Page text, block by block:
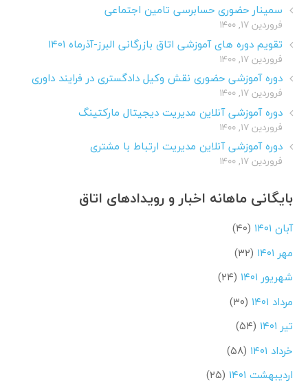
سمینار حضوری حسابرسی تامین اجتماعی
فروردین ۱۷, ۱۴۰۰
تقویم دوره های آموزشی اتاق بازرگانی البرز-آذرماه ۱۴۰۱
فروردین ۱۷, ۱۴۰۰
دوره آموزشی حضوری نقش وکیل دادگستری در فرایند داوری
فروردین ۱۷, ۱۴۰۰
دوره آموزشی آنلاین مدیریت دیجیتال مارکتینگ
فروردین ۱۷, ۱۴۰۰
دوره آموزشی آنلاین مدیریت ارتباط با مشتری
فروردین ۱۷, ۱۴۰۰
بایگانی ماهانه اخبار و رویدادهای اتاق
آبان ۱۴۰۱
(۴۰)
مهر ۱۴۰۱
(۳۲)
شهریور ۱۴۰۱
(۲۴)
مرداد ۱۴۰۱
(۳۰)
تیر ۱۴۰۱
(۵۴)
خرداد ۱۴۰۱
(۵۸)
اردیبهشت ۱۴۰۱
(۲۵)